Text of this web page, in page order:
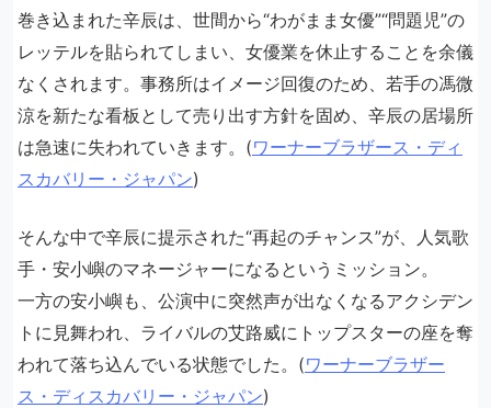
巻き込まれた辛辰は、世間から“わがまま女優”“問題児”の
レッテルを貼られてしまい、女優業を休止することを余儀
なくされます。事務所はイメージ回復のため、若手の馮微
涼を新たな看板として売り出す方針を固め、辛辰の居場所
は急速に失われていきます。(ワーナーブラザース・ディ
スカバリー・ジャパン)
そんな中で辛辰に提示された“再起のチャンス”が、人気歌
手・安小嶼のマネージャーになるというミッション。
一方の安小嶼も、公演中に突然声が出なくなるアクシデン
トに見舞われ、ライバルの艾路威にトップスターの座を奪
われて落ち込んでいる状態でした。(ワーナーブラザー
ス・ディスカバリー・ジャパン)